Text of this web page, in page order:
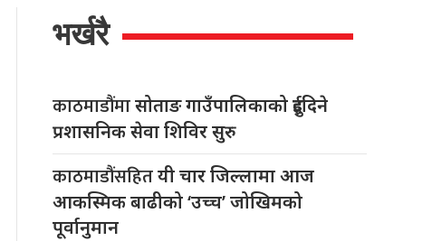
भर्खरै
काठमाडौंमासोताङ गाउँपालिकाको दुईदिने
प्रशासनिक सेवा शिविर सुरु
काठमाडौंसहितयी चार जिल्लामा आज
आकस्मिक बाढीको ‘उच्च’ जोखिमको
पूर्वानुमान